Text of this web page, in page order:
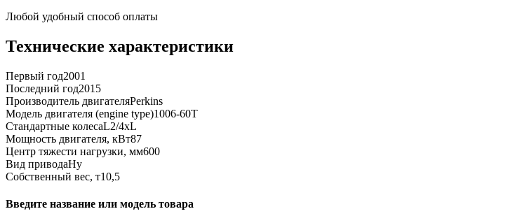
Любой удобный способ оплаты
Технические характеристики
Первый год2001
Последний год2015
Производитель двигателяPerkins
Модель двигателя (engine type)1006-60T
Стандартные колесаL2/4xL
Мощность двигателя, кВт87
Центр тяжести нагрузки, мм600
Вид приводаHy
Собственный вес, т10,5
Введите название или модель товара